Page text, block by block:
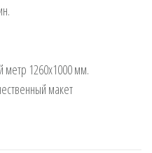
метр 1260х1000 мм.
макет